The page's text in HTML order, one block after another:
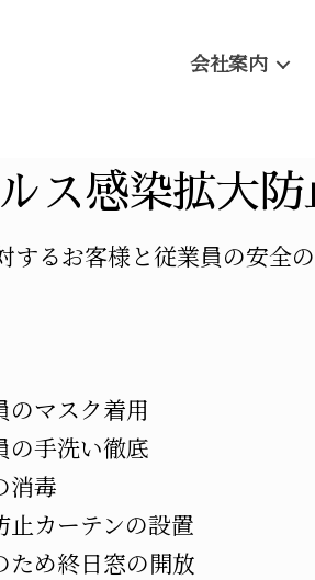
会社案内
ス感染拡大
するお客様と従業員の安全
のマスク着用
の手洗い徹底
消毒
止カーテンの設置
ため終日窓の開放